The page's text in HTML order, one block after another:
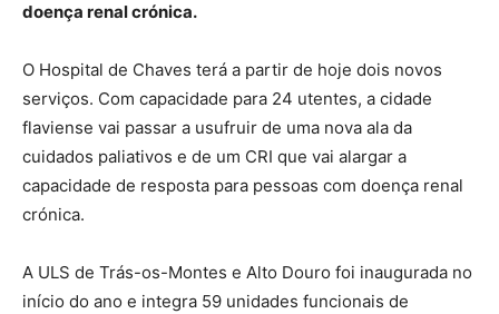
doença renal crónica.
O Hospital de Chaves terá a partir de hoje dois novos
serviços. Com capacidade para 24 utentes, a cidade
flaviense vai passar a usufruir de uma nova ala da
cuidados paliativos e de um CRI que vai alargar a
capacidade de resposta para pessoas com doença renal
crónica.
A ULS de Trás-os-Montes e Alto Douro foi inaugurada no
início do ano e integra 59 unidades funcionais de